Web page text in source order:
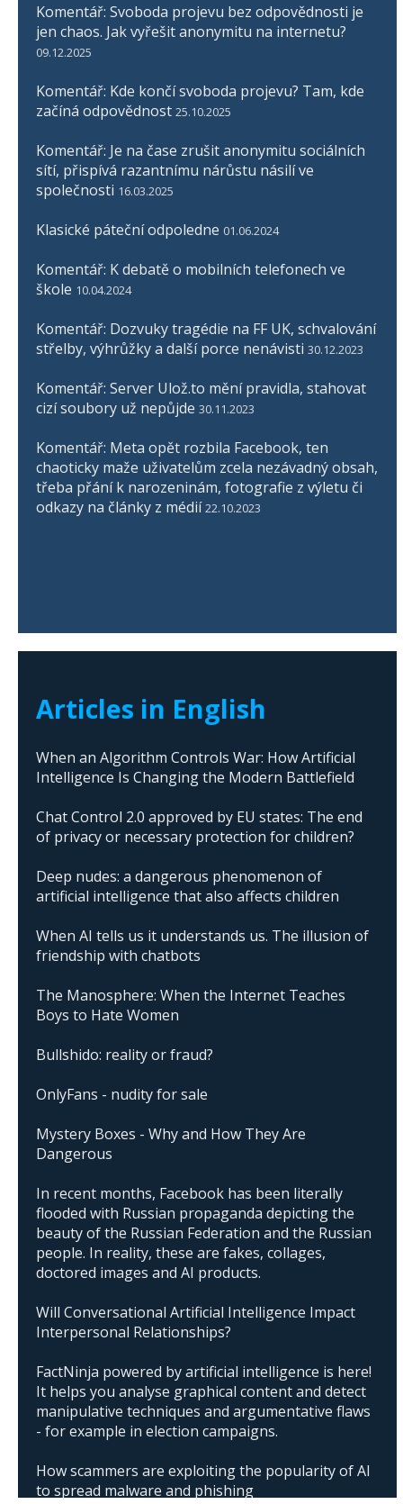
Komentář: Svoboda projevu bez odpovědnosti je
jen chaos. Jak vyřešit anonymitu na internetu?
09.12.2025
Komentář: Kde končí svoboda projevu? Tam, kde
začíná odpovědnost 25.10.2025
Komentář: Je na čase zrušit anonymitu sociálních
sítí, přispívá razantnímu nárůstu násilí ve
společnosti 16.03.2025
Klasické páteční odpoledne 01.06.2024
Komentář: K debatě o mobilních telefonech ve
škole 10.04.2024
Komentář: Dozvuky tragédie na FF UK, schvalování
střelby, výhrůžky a další porce nenávisti 30.12.2023
Komentář: Server Ulož.to mění pravidla, stahovat
cizí soubory už nepůjde 30.11.2023
Komentář: Meta opět rozbila Facebook, ten
chaoticky maže uživatelům zcela nezávadný obsah,
třeba přání k narozeninám, fotografie z výletu či
odkazy na články z médií 22.10.2023
Articles in English
When an Algorithm Controls War: How Artificial
Intelligence Is Changing the Modern Battlefield
Chat Control 2.0 approved by EU states: The end
of privacy or necessary protection for children?
Deep nudes: a dangerous phenomenon of
artificial intelligence that also affects children
When AI tells us it understands us. The illusion of
friendship with chatbots
The Manosphere: When the Internet Teaches
Boys to Hate Women
Bullshido: reality or fraud?
OnlyFans - nudity for sale
Mystery Boxes - Why and How They Are
Dangerous
In recent months, Facebook has been literally
flooded with Russian propaganda depicting the
beauty of the Russian Federation and the Russian
people. In reality, these are fakes, collages,
doctored images and AI products.
Will Conversational Artificial Intelligence Impact
Interpersonal Relationships?
FactNinja powered by artificial intelligence is here!
It helps you analyse graphical content and detect
manipulative techniques and argumentative flaws
- for example in election campaigns.
How scammers are exploiting the popularity of AI
to spread malware and phishing